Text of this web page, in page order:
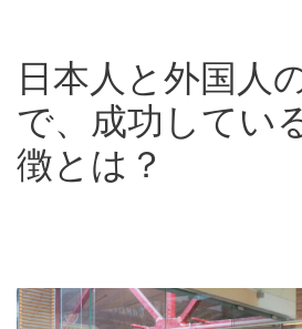
日本人と外国人
で、成功してい
徴とは？